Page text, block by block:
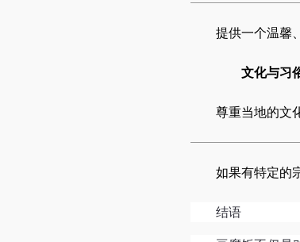
提供一个温馨
文化与习
尊重当地的文
如果有特定的
结语